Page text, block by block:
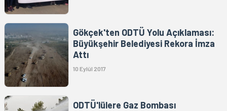
Gökçek'ten ODTÜ Yolu Açıklaması:
Büyükşehir Belediyesi Rekora İmza
Attı
10 Eylül 2017
ODTÜ'lülere Gaz Bombası